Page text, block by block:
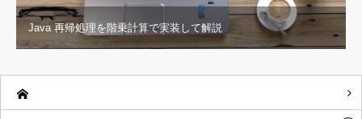
Java 再帰処理を階乗計算で実装して解説